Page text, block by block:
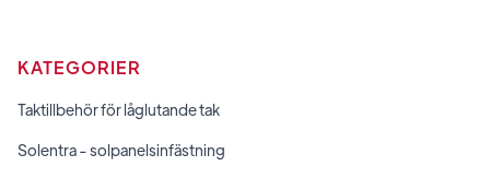
KATEGORIER
Taktillbehör för låglutande tak
Solentra - solpanelsinfästning